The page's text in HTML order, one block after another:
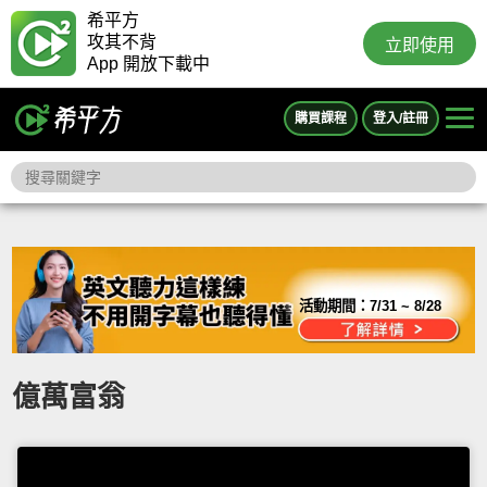
希平方
攻其不背
App 開放下載中
立即使用
購買課程 登入/註冊
活動期間：7/31 ~ 8/28
億萬富翁